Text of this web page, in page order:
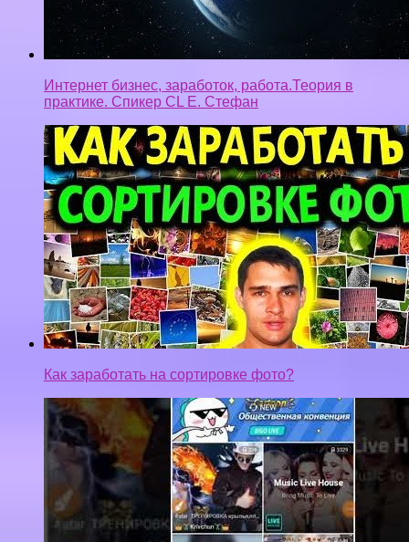
Интернет бизнес, заработок, работа.Теория в
практике. Спикер CL Е. Стефан
Как заработать на сортировке фото?